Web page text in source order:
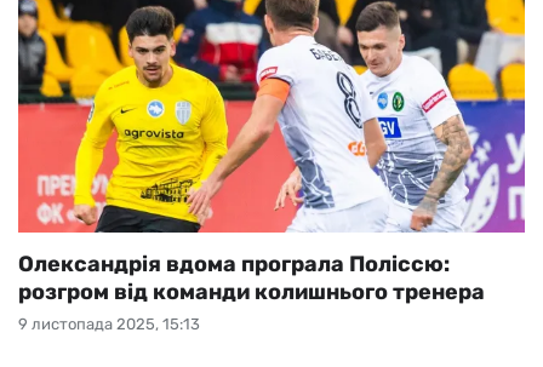
9 листопада 2025, 15:13
Олександрія вдома програла Поліссю:
розгром від команди колишнього тренера